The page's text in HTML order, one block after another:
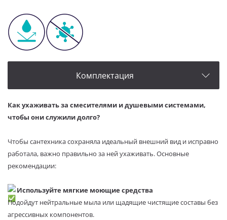
Комплектация
Как ухаживать за смесителями и душевыми системами,
чтобы они служили долго?
Чтобы сантехника сохраняла идеальный внешний вид и исправно
работала, важно правильно за ней ухаживать. Основные
рекомендации:
Используйте мягкие моющие средства
Подойдут нейтральные мыла или щадящие чистящие составы без
агрессивных компонентов.